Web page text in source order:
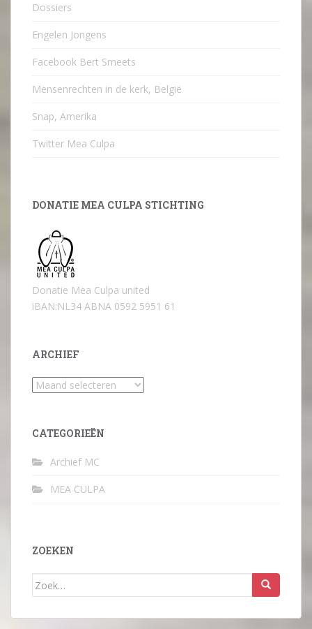
Dossiers
Engelen Jongens
Facebook Bert Smeets
Mensenrechten in de kerk, België
Snap, Amerika
Twitter Mea Culpa
DONATIE MEA CULPA STICHTING
Donatie Mea Culpa united
iBAN:NL34 ABNA 0592 5951 61
ARCHIEF
Archief
CATEGORIEËN
Archief MC
MEA CULPA
ZOEKEN
Zoek